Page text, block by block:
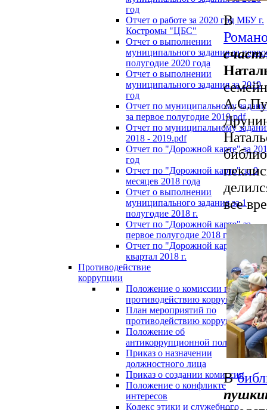
год
Отчет о работе за 2020 год МБУ г.
Костромы "ЦБС"
Отчет о выполнении
муниципального задания за
полугодие 2020 года
Отчет о выполнении
муниципального задания за 2019
год
Отчет по муниципальному
за первое полугодие 2019.pdf
Отчет по муниципальному
2018 - 2019.pdf
Отчет по "Дорожной карте" за
год
Отчет по "Дорожной карте" за 9
месяцев 2018 года
Отчет о выполнении
муниципального задания за 1
полугодие 2018 г.
Отчет по "Дорожной карте" за
первое полугодие 2018 года
Отчет по "Дорожной карте" за 1
квартал 2018 г.
Противодействие
коррупции
Положение о комиссии по
противодействию коррупции
План мероприятий по
противодействию коррупции
Положение об
антикоррупционной политике
Приказ о назначении
должностного лица
Приказ о создании комиссии
Положение о конфликте
интересов
Кодекс этики и служебного
все
В